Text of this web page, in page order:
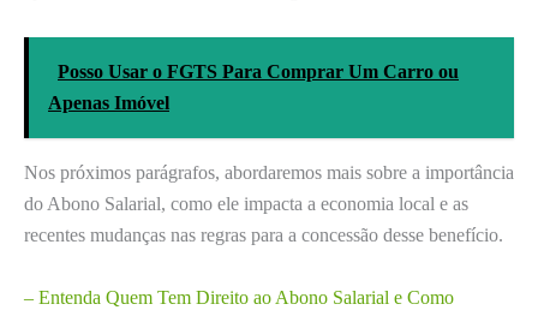
Posso Usar o FGTS Para Comprar Um Carro ou
Apenas Imóvel
Nos próximos parágrafos, abordaremos mais sobre a importância
do Abono Salarial, como ele impacta a economia local e as
recentes mudanças nas regras para a concessão desse benefício.
– Entenda Quem Tem Direito ao Abono Salarial e Como